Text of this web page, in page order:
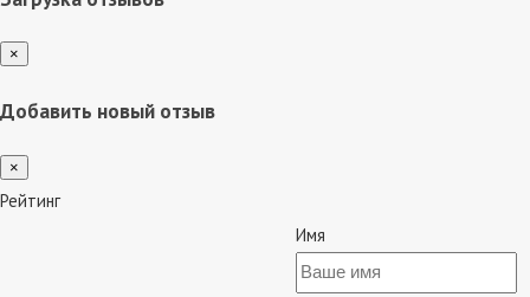
×
Добавить новый отзыв
×
Рейтинг
Имя